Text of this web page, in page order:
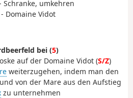
Schranke, umkehren
Domaine Vidot
bei (5)
auf der Domaine Vidot (S/Z)
weiterzugehen, indem man den
von der Mare aus den Aufstieg
zu unternehmen